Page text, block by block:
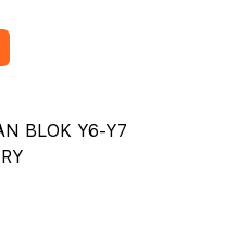
BLOK Y6-Y7